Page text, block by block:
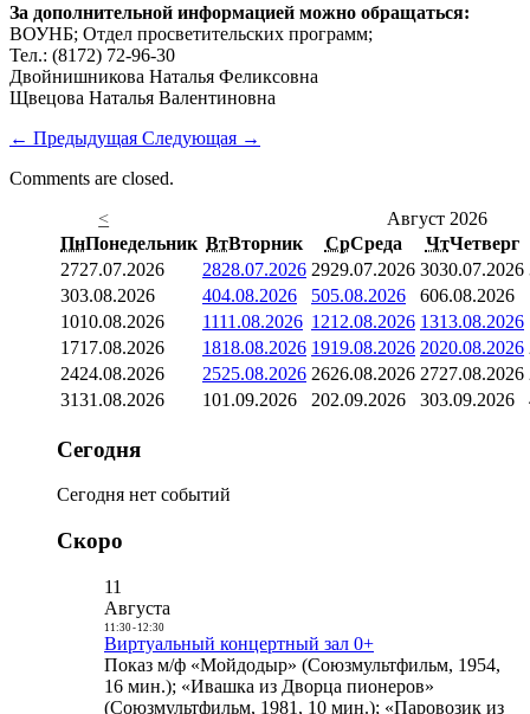
За дополнительной информацией можно обращаться:
ВОУНБ; Отдел просветительских программ;
Тел.: (8172) 72-96-30
Двойнишникова Наталья Феликсовна
Щвецова Наталья Валентиновна
← Предыдущая Следующая →
Comments are closed.
<
Август 2026
ПнПонедельник ВтВторник СрСреда ЧтЧетверг
2727.07.2026 2828.07.2026 2929.07.2026 3030.07.2026
303.08.2026 404.08.2026 505.08.2026 606.08.2026
1010.08.2026 1111.08.2026 1212.08.2026 1313.08.2026
1717.08.2026 1818.08.2026 1919.08.2026 2020.08.2026
2424.08.2026 2525.08.2026 2626.08.2026 2727.08.2026
3131.08.2026 101.09.2026 202.09.2026 303.09.2026
Сегодня
Сегодня нет событий
Скоро
11
Августа
11:30- 12:30
Виртуальный концертный зал 0+
Показ м/ф «Мойдодыр» (Союзмультфильм, 1954,
16 мин.); «Ивашка из Дворца пионеров»
(Союзмультфильм, 1981, 10 мин.); «Паровозик из